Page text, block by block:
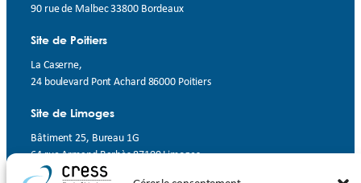
90 rue de Malbec 33800 Bordeaux
Site de Poitiers
La Caserne,
24 boulevard Pont Achard 86000 Poitiers
Site de Limoges
Bâtiment 25, Bureau 1G
64 rue Armand Barbès 87100 Limoges